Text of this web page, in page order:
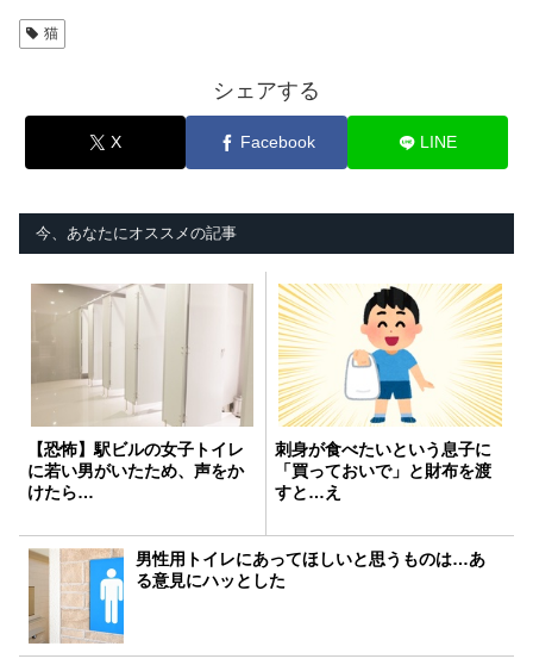
猫
シェアする
X Facebook LINE
今、あなたにオススメの記事
【恐怖】駅ビルの女子トイレ
に若い男がいたため、声をか
けたら…
刺身が食べたいという息子に
「買っておいで」と財布を渡
すと…え
男性用トイレにあってほしいと思うものは…あ
る意見にハッとした